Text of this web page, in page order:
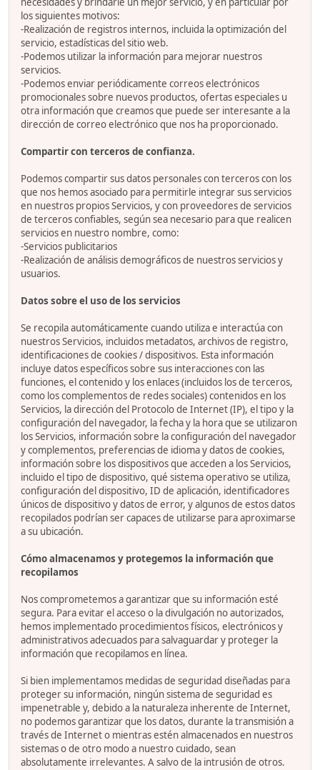
los siguientes motivos:
-Realización de registros internos, incluida la optimización del
servicio, estadísticas del sitio web.
-Podemos utilizar la información para mejorar nuestros
servicios.
-Podemos enviar periódicamente correos electrónicos
promocionales sobre nuevos productos, ofertas especiales u
otra información que creamos que puede ser interesante a la
dirección de correo electrónico que nos ha proporcionado.
Compartir con terceros de confianza.
Podemos compartir sus datos personales con terceros con los
que nos hemos asociado para permitirle integrar sus servicios
en nuestros propios Servicios, y con proveedores de servicios
de terceros confiables, según sea necesario para que realicen
servicios en nuestro nombre, como:
-Servicios publicitarios
-Realización de análisis demográficos de nuestros servicios y
usuarios.
Datos sobre el uso de los servicios
Se recopila automáticamente cuando utiliza e interactúa con
nuestros Servicios, incluidos metadatos, archivos de registro,
identificaciones de cookies / dispositivos. Esta información
incluye datos específicos sobre sus interacciones con las
funciones, el contenido y los enlaces (incluidos los de terceros,
como los complementos de redes sociales) contenidos en los
Servicios, la dirección del Protocolo de Internet (IP), el tipo y la
configuración del navegador, la fecha y la hora que se utilizaron
los Servicios, información sobre la configuración del navegador
y complementos, preferencias de idioma y datos de cookies,
información sobre los dispositivos que acceden a los Servicios,
incluido el tipo de dispositivo, qué sistema operativo se utiliza,
configuración del dispositivo, ID de aplicación, identificadores
únicos de dispositivo y datos de error, y algunos de estos datos
recopilados podrían ser capaces de utilizarse para aproximarse
a su ubicación.
Cómo almacenamos y protegemos la información que
recopilamos
Nos comprometemos a garantizar que su información esté
segura. Para evitar el acceso o la divulgación no autorizados,
hemos implementado procedimientos físicos, electrónicos y
administrativos adecuados para salvaguardar y proteger la
información que recopilamos en línea.
Si bien implementamos medidas de seguridad diseñadas para
proteger su información, ningún sistema de seguridad es
impenetrable y, debido a la naturaleza inherente de Internet,
no podemos garantizar que los datos, durante la transmisión a
través de Internet o mientras estén almacenados en nuestros
sistemas o de otro modo a nuestro cuidado, sean
absolutamente irrelevantes. A salvo de la intrusión de otros.